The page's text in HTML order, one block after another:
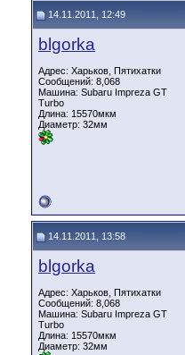
14.11.2011, 12:49
blgorka
Адрес: Харьков, Пятихатки
Сообщений: 8,068
Машина: Subaru Impreza GT
Turbo
Длина: 15570мкм
Диаметр: 32мм
14.11.2011, 13:58
blgorka
Адрес: Харьков, Пятихатки
Сообщений: 8,068
Машина: Subaru Impreza GT
Turbo
Длина: 15570мкм
Диаметр: 32мм